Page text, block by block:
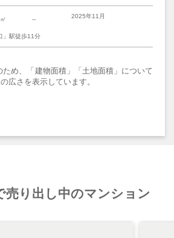
2025年11月
--
」駅徒歩11分
め、「建物面積」「土地面積」について
広さを表示しています。
売り出し中のマンション